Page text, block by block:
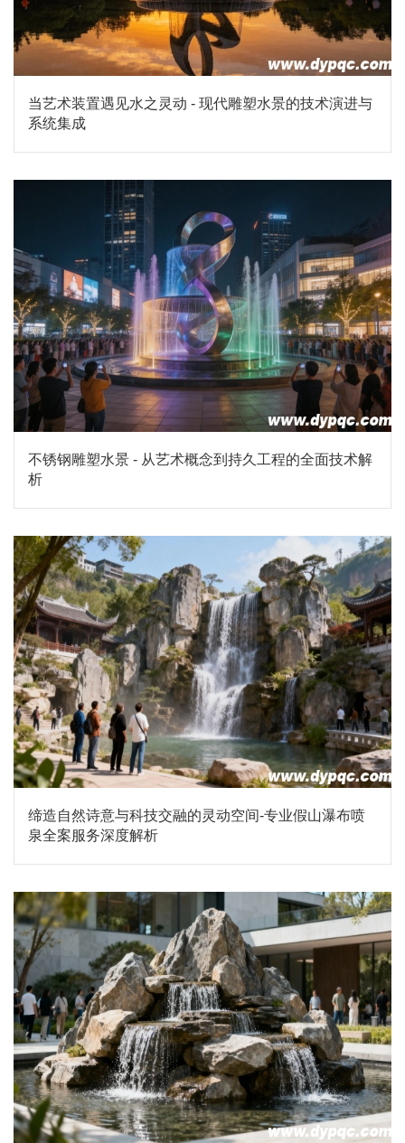
当艺术装置遇见水之灵动 - 现代雕塑水景的技术演进与
系统集成
不锈钢雕塑水景 - 从艺术概念到持久工程的全面技术解
析
缔造自然诗意与科技交融的灵动空间-专业假山瀑布喷
泉全案服务深度解析